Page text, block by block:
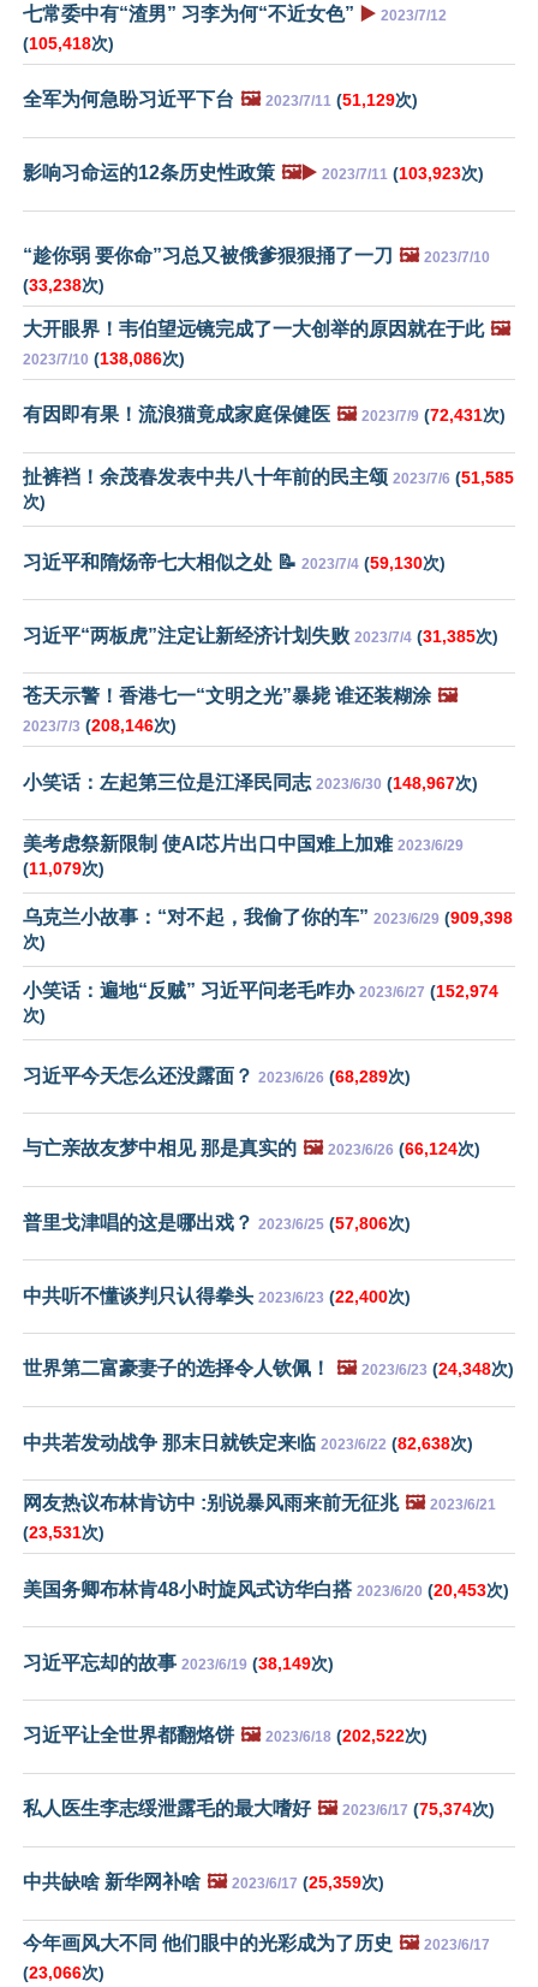
七常委中有“渣男” 习李为何“不近女色” ▶️ 2023/7/12
(105,418次)
全军为何急盼习近平下台 🖼️ 2023/7/11 (51,129次)
影响习命运的12条历史性政策 🖼️▶️ 2023/7/11 (103,923次)
“趁你弱 要你命”习总又被俄爹狠狠捅了一刀 🖼️ 2023/7/10
(33,238次)
大开眼界！韦伯望远镜完成了一大创举的原因就在于此 🖼️
2023/7/10 (138,086次)
有因即有果！流浪猫竟成家庭保健医 🖼️ 2023/7/9 (72,431次)
扯裤裆！余茂春发表中共八十年前的民主颂 2023/7/6 (51,585
次)
习近平和隋炀帝七大相似之处 📝 2023/7/4 (59,130次)
习近平“两板虎”注定让新经济计划失败 2023/7/4 (31,385次)
苍天示警！香港七一“文明之光”暴毙 谁还装糊涂 🖼️
2023/7/3 (208,146次)
小笑话：左起第三位是江泽民同志 2023/6/30 (148,967次)
美考虑祭新限制 使AI芯片出口中国难上加难 2023/6/29
(11,079次)
乌克兰小故事：“对不起，我偷了你的车” 2023/6/29 (909,398
次)
小笑话：遍地“反贼” 习近平问老毛咋办 2023/6/27 (152,974
次)
习近平今天怎么还没露面？ 2023/6/26 (68,289次)
与亡亲故友梦中相见 那是真实的 🖼️ 2023/6/26 (66,124次)
普里戈津唱的这是哪出戏？ 2023/6/25 (57,806次)
中共听不懂谈判只认得拳头 2023/6/23 (22,400次)
世界第二富豪妻子的选择令人钦佩！ 🖼️ 2023/6/23 (24,348次)
中共若发动战争 那末日就铁定来临 2023/6/22 (82,638次)
网友热议布林肯访中 :别说暴风雨来前无征兆 🖼️ 2023/6/21
(23,531次)
美国务卿布林肯48小时旋风式访华白搭 2023/6/20 (20,453次)
习近平忘却的故事 2023/6/19 (38,149次)
习近平让全世界都翻烙饼 🖼️ 2023/6/18 (202,522次)
私人医生李志绥泄露毛的最大嗜好 🖼️ 2023/6/17 (75,374次)
中共缺啥 新华网补啥 🖼️ 2023/6/17 (25,359次)
今年画风大不同 他们眼中的光彩成为了历史 🖼️ 2023/6/17
(23,066次)